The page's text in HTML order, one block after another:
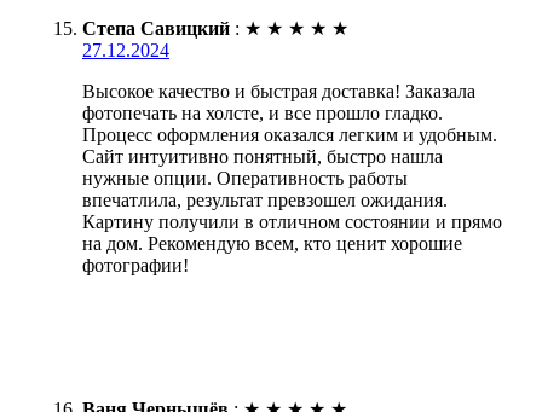
Степа Савицкий : ★ ★ ★ ★ ★
27.12.2024
Высокое качество и быстрая доставка! Заказала
фотопечать на холсте, и все прошло гладко.
Процесс оформления оказался легким и удобным.
Сайт интуитивно понятный, быстро нашла
нужные опции. Оперативность работы
впечатлила, результат превзошел ожидания.
Картину получили в отличном состоянии и прямо
на дом. Рекомендую всем, кто ценит хорошие
фотографии!